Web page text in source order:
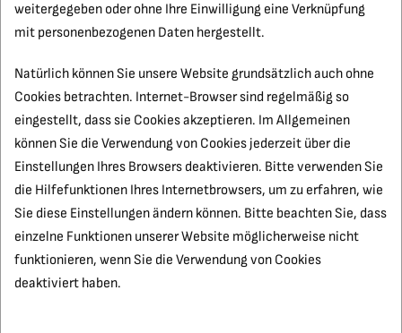
weitergegeben oder ohne Ihre Einwilligung eine Verknüpfung
mit personenbezogenen Daten hergestellt.
Natürlich können Sie unsere Website grundsätzlich auch ohne
Cookies betrachten. Internet-Browser sind regelmäßig so
eingestellt, dass sie Cookies akzeptieren. Im Allgemeinen
können Sie die Verwendung von Cookies jederzeit über die
Einstellungen Ihres Browsers deaktivieren. Bitte verwenden Sie
die Hilfefunktionen Ihres Internetbrowsers, um zu erfahren, wie
Sie diese Einstellungen ändern können. Bitte beachten Sie, dass
einzelne Funktionen unserer Website möglicherweise nicht
funktionieren, wenn Sie die Verwendung von Cookies
deaktiviert haben.